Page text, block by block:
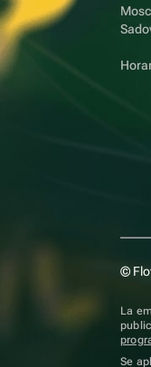
©
La
Se